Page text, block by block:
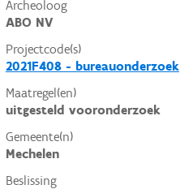
Archeoloog
ABO NV
Projectcode(s)
2021F408 - bureauonderzoek
Maatregel(en)
uitgesteld vooronderzoek
Gemeente(n)
Mechelen
Beslissing